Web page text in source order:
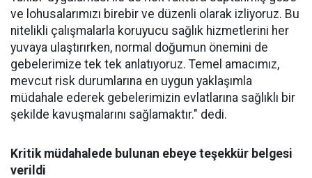
ve lohusalarımızı birebir ve düzenli olarak izliyoruz. Bu
nitelikli çalışmalarla koruyucu sağlık hizmetlerini her
yuvaya ulaştırırken, normal doğumun önemini de
gebelerimize tek tek anlatıyoruz. Temel amacımız,
mevcut risk durumlarına en uygun yaklaşımla
müdahale ederek gebelerimizin evlatlarına sağlıklı bir
şekilde kavuşmalarını sağlamaktır." dedi.
Kritik müdahalede bulunan ebeye teşekkür belgesi
verildi